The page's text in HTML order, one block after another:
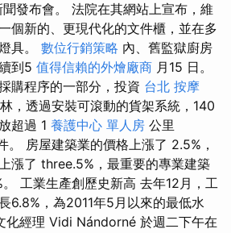
發布會。 法院在其網站上宣布，維
個新的、更現代化的文件櫃，並在多
具。 數位行銷策略 內、舊監獄廚房
到5 值得信賴的外燴廠商 月15 日。
購程序的一部分，投資 台北 按摩
，透過安裝可滾動的貨架系統，140
超過 1 養護中心 單人房 公里
。 房屋建築業的價格上漲了 2.5%，
漲了 three.5%，最重要的專業建築
工業生產創歷史新高 去年12月，工
6.8%，為2011年5月以來的最低水
化經理 Vidi Nándorné 於週二下午在